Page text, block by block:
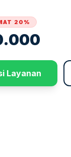
20%
Layanan